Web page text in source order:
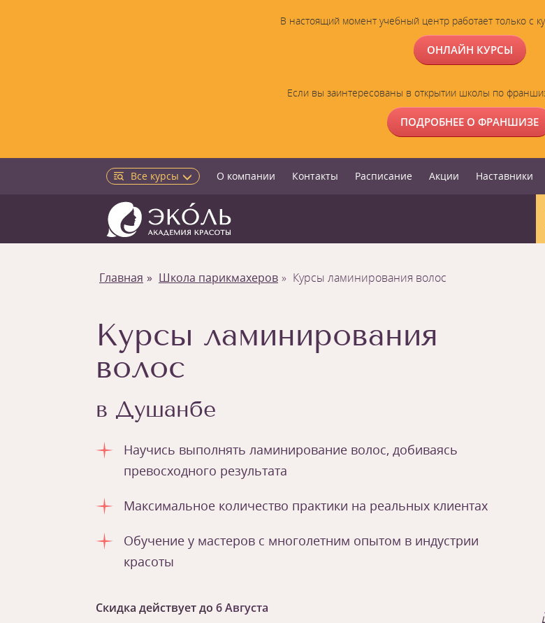
В настоящий момент учебный центр работает только с
ОНЛАЙН КУРСЫ
Если вы заинтересованы в открытии школы по
ПОДРОБНЕЕ О ФРАНШИЗЕ
Все курсы О компании Контакты Расписание Акции Наставники
Главная Школа парикмахеров Курсы ламинирования волос
Курсы ламинирования
волос
в Душанбе
Научись выполнять ламинирование волос, добиваясь
превосходного результата
Максимальное количество практики на реальных клиентах
Обучение у мастеров с многолетним опытом в индустрии
красоты
Скидка действует до 6 Августа